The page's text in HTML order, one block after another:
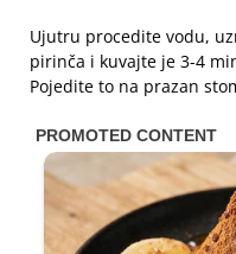
Ujutru procedite vodu,
pirinča i kuvajte je 3-4
Pojedite to na prazan